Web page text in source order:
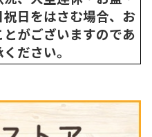
日をはさむ場合、お
がございますのであ
ださい。